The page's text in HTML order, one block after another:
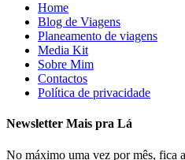
Home
Blog de Viagens
Planeamento de viagens
Media Kit
Sobre Mim
Contactos
Política de privacidade
Newsletter Mais pra Lá
No máximo uma vez por mês, fica